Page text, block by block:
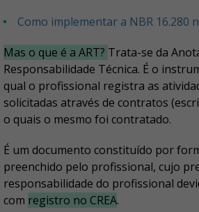
Como implementar a NBR 16.280
Mas o que é a ART? Trata-se da
Responsabilidade Técnica. É o
qual o profissional registra as
solicitadas através de contratos
o quais o mesmo foi contratado.
É um documento constituído por
preenchido pelo profissional, cujo
responsabilidade do profissional
com registro no CREA.